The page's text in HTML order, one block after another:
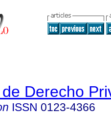
Derecho
ISSN 0123-4366